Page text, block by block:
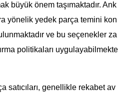
büyük önem taşımaktadır. Ank
yönelik yedek parça temini kon
ve bu seçenekler za
politikaları uygulayabilmekte
satıcıları, genellikle rekabet av